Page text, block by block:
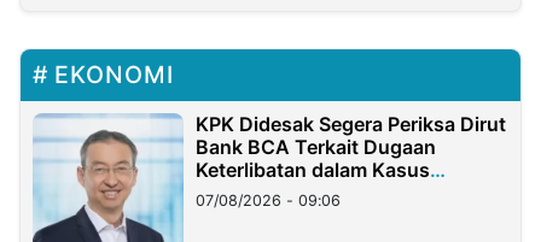
EKONOMI
KPK Didesak Segera Periksa Dirut
Bank BCA Terkait Dugaan
Keterlibatan dalam Kasus
Hilangnya Dana Nasabah Rp2,58
Miliar
07/08/2026 - 09:06